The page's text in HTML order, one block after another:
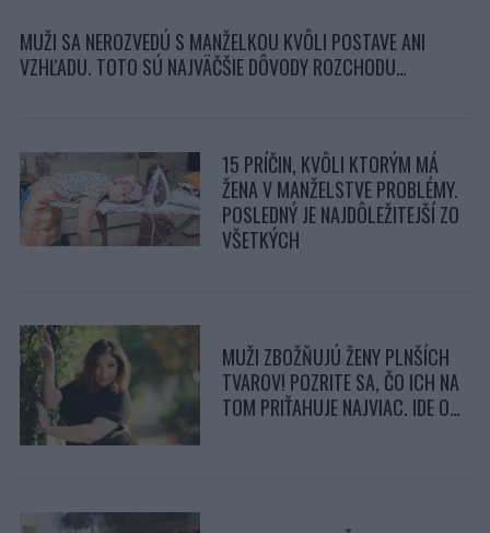
MUŽI SA NEROZVEDÚ S MANŽELKOU KVÔLI POSTAVE ANI
VZHĽADU. TOTO SÚ NAJVÄČŠIE DÔVODY ROZCHODU…
15 PRÍČIN, KVÔLI KTORÝM MÁ
ŽENA V MANŽELSTVE PROBLÉMY.
POSLEDNÝ JE NAJDÔLEŽITEJŠÍ ZO
VŠETKÝCH
MUŽI ZBOŽŇUJÚ ŽENY PLNŠÍCH
TVAROV! POZRITE SA, ČO ICH NA
TOM PRIŤAHUJE NAJVIAC. IDE O…